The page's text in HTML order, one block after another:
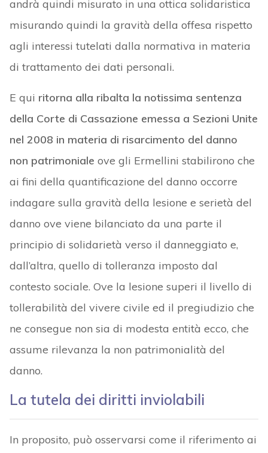
andrà quindi misurato in una ottica solidaristica
misurando quindi la gravità della offesa rispetto
agli interessi tutelati dalla normativa in materia
di trattamento dei dati personali.
E qui ritorna alla ribalta la notissima sentenza
della Corte di Cassazione emessa a Sezioni Unite
nel 2008 in materia di risarcimento del danno
non patrimoniale ove gli Ermellini stabilirono che
ai fini della quantificazione del danno occorre
indagare sulla gravità della lesione e serietà del
danno ove viene bilanciato da una parte il
principio di solidarietà verso il danneggiato e,
dall’altra, quello di tolleranza imposto dal
contesto sociale. Ove la lesione superi il livello di
tollerabilità del vivere civile ed il pregiudizio che
ne consegue non sia di modesta entità ecco, che
assume rilevanza la non patrimonialità del
danno.
La tutela dei diritti inviolabili
In proposito, può osservarsi come il riferimento ai